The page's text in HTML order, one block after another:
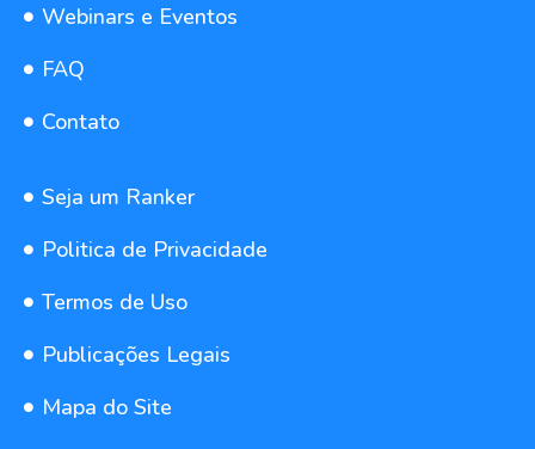
Webinars e Eventos
FAQ
Contato
Seja um Ranker
Politica de Privacidade
Termos de Uso
Publicações Legais
Mapa do Site